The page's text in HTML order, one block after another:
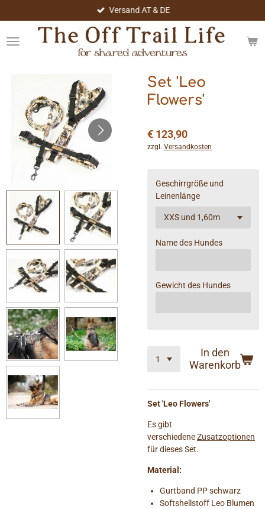
Hauptinhalt
springen
Versand AT & DE
Set 'Leo
Flowers'
€ 123,90
zzgl. Versandkosten
Geschirrgröße und
Leinenlänge
Name des Hundes
Gewicht des Hundes
In den
Warenkorb
Set 'Leo Flowers'
Es gibt
verschiedeneZusatzoptionen
für dieses Set.
Material:
Gurtband PP schwarz
Softshellstoff Leo Blumen